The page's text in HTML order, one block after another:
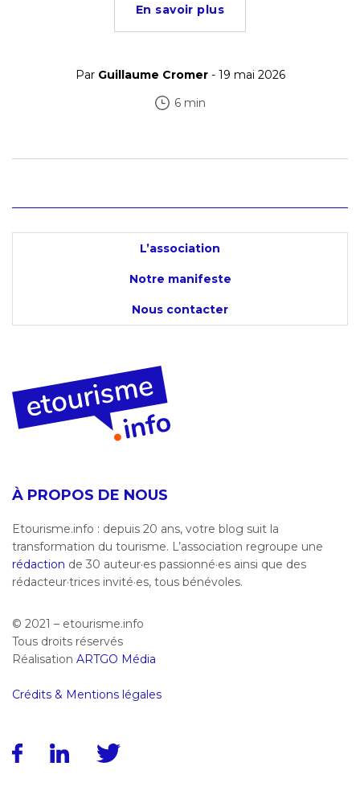
En savoir plus
Par Guillaume Cromer- 19 mai 2026
6 min
L’association
Notre manifeste
Nous contacter
À PROPOS DE NOUS
Etourisme.info : depuis 20 ans, votre blog suit la
transformation du tourisme. L’association regroupe une
rédaction de 30 auteur·es passionné·es ainsi que des
rédacteur·trices invité·es, tous bénévoles.
© 2021 – etourisme.info
Tous droits réservés
Réalisation ARTGO Média
Crédits & Mentions légales